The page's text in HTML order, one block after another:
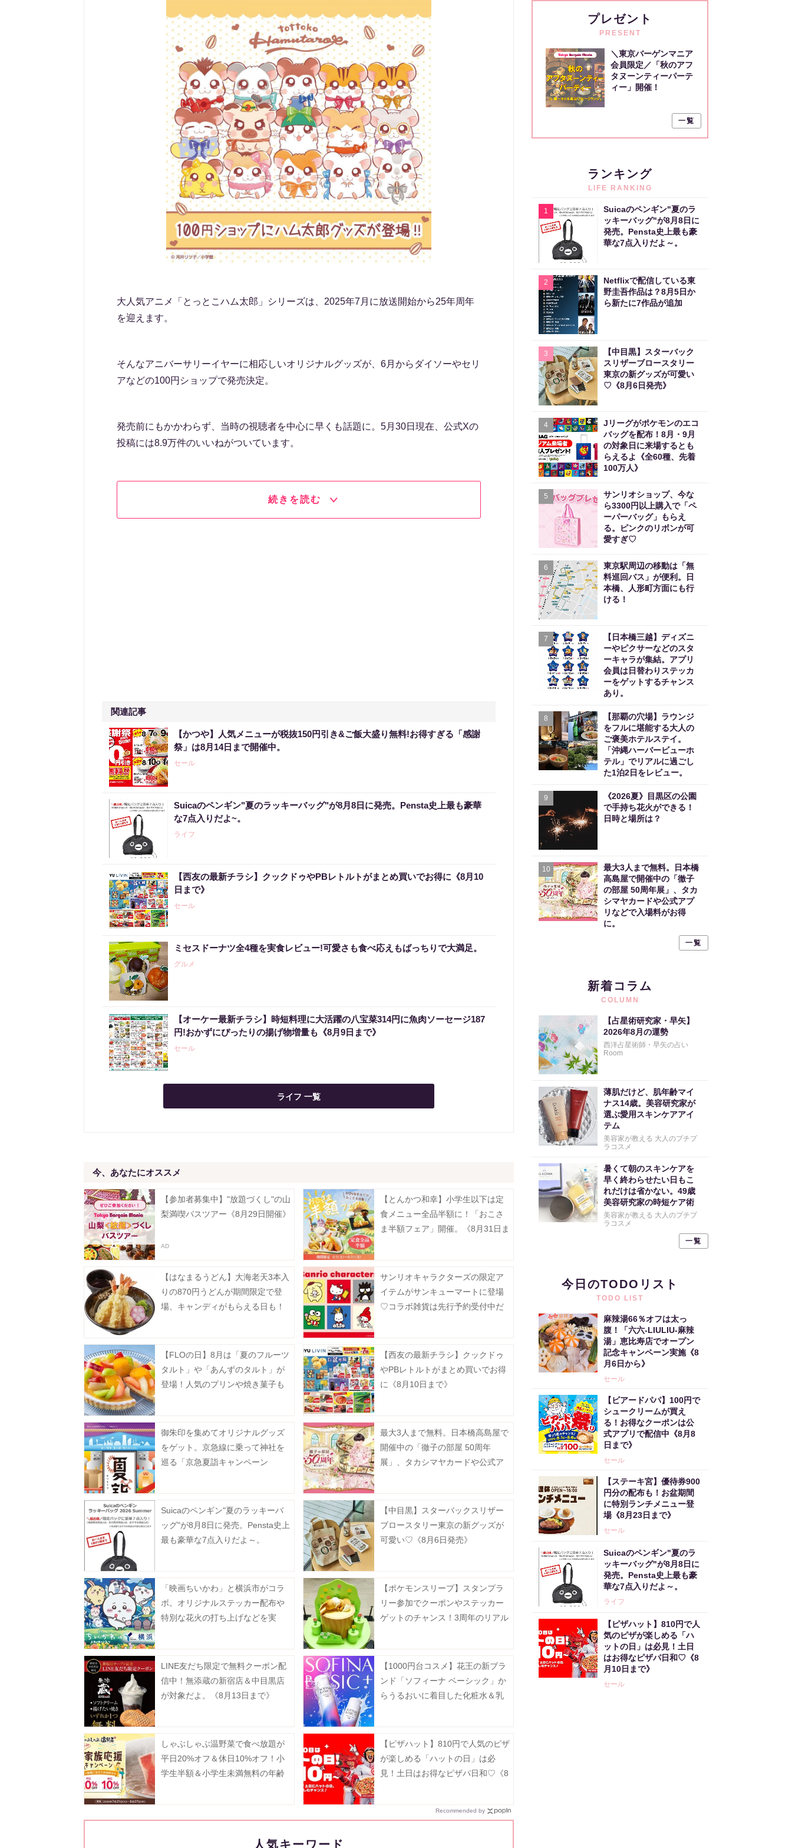
大人気アニメ「とっとこハム太郎」シリーズは、2025年7月に放送開始から25年周年
を迎えます。
そんなアニバーサリーイヤーに相応しいオリジナルグッズが、6月からダイソーやセリ
アなどの100円ショップで発売決定。
発売前にもかかわらず、当時の視聴者を中心に早くも話題に。5月30日現在、公式Xの
投稿には8.9万件のいいねがついています。
続きを読む
関連記事
【かつや】人気メニューが税抜150円引き&ご飯大盛り無料!お得すぎる「感謝
祭」は8月14日まで開催中。
セール
Suicaのペンギン"夏のラッキーバッグ"が8月8日に発売。Pensta史上最も豪華
な7点入りだよ~。
ライフ
【西友の最新チラシ】クックドゥやPBレトルトがまとめ買いでお得に《8月10
日まで》
セール
ミセスドーナツ全4種を実食レビュー!可愛さも食べ応えもばっちりで大満足。
グルメ
【オーケー最新チラシ】時短料理に大活躍の八宝菜314円に魚肉ソーセージ187
円!おかずにぴったりの揚げ物増量も《8月9日まで》
セール
ライフ 一覧
今、あなたにオススメ
【参加者募集中】"放題づくし"の山
梨満喫バスツアー《8月29日開催》
【とんかつ和幸】小学生以下は定
食メニュー全品半額に！「おこさ
ま半額フェア」開催。《8月31日ま
【はなまるうどん】大海老天3本入
りの870円うどんが期間限定で登
場、キャンディがもらえる日も！
サンリオキャラクターズの限定ア
イテムがサンキューマートに登場
♡コラボ雑貨は先行予約受付中だ
【FLOの日】8月は「夏のフルーツ
タルト」や「あんずのタルト」が
登場！人気のプリンや焼き菓子も
【西友の最新チラシ】クックドゥ
やPBレトルトがまとめ買いでお得
に《8月10日まで》
御朱印を集めてオリジナルグッズ
をゲット。京急線に乗って神社を
巡る「京急夏詣キャンペーン
最大3人まで無料。日本橋高島屋で
開催中の「徹子の部屋 50周年
展」、タカシマヤカードや公式ア
Suicaのペンギン"夏のラッキーバ
ッグ"が8月8日に発売。Pensta史上
最も豪華な7点入りだよ～。
【中目黒】スターバックスリザー
ブロースタリー東京の新グッズが
可愛い♡《8月6日発売》
「映画ちいかわ」と横浜市がコラ
ボ。オリジナルステッカー配布や
特別な花火の打ち上げなどを実
【ポケモンスリープ】スタンプラ
リー参加でクーポンやステッカー
ゲットのチャンス！3周年のリアル
LINE友だち限定で無料クーポン配
信中！無添蔵の新宿店＆中目黒店
が対象だよ。《8月13日まで》
【1000円台コスメ】花王の新ブラ
ンド「ソフィーナ ベーシック」か
らうるおいに着目した化粧水＆乳
しゃぶしゃぶ温野菜で食べ放題が
平日20%オフ＆休日10%オフ！小
学生半額＆小学生未満無料の年齢
【ピザハット】810円で人気のピザ
が楽しめる「ハットの日」は必
見！土日はお得なピザパ日和♡《8
Recommended by
人気キーワード
プレゼント
PRESENT
＼東京バーゲンマニア
会員限定／「秋のアフ
タヌーンティーパーテ
ィー」開催！
一覧
ランキング
LIFE RANKING
1
Suicaのペンギン"夏のラ
ッキーバッグ"が8月8日に
発売。Pensta史上最も豪
華な7点入りだよ～。
2
Netflixで配信している東
野圭吾作品は？8月5日か
ら新たに7作品が追加
3
【中目黒】スターバック
スリザーブロースタリー
東京の新グッズが可愛い
♡《8月6日発売》
4
Jリーグがポケモンのエコ
バッグを配布！8月・9月
の対象日に来場するとも
らえるよ《全60種、先着
100万人》
5
サンリオショップ、今な
ら3300円以上購入で「ペ
ーパーバッグ」もらえ
る。ピンクのリボンが可
愛すぎ♡
6
東京駅周辺の移動は「無
料巡回バス」が便利。日
本橋、人形町方面にも行
ける！
7
【日本橋三越】ディズニ
ーやピクサーなどのスタ
ーキャラが集結。アプリ
会員は日替わりステッカ
ーをゲットするチャンス
あり。
8
【那覇の穴場】ラウンジ
をフルに堪能する大人の
ご褒美ホテルステイ。
「沖縄ハーバービューホ
テル」でリアルに過ごし
た1泊2日をレビュー。
9
《2026夏》目黒区の公園
で手持ち花火ができる！
日時と場所は？
10
最大3人まで無料。日本橋
高島屋で開催中の「徹子
の部屋 50周年展」、タカ
シマヤカードや公式アプ
リなどで入場料がお得
に。
一覧
新着コラム
COLUMN
【占星術研究家・早矢】
2026年8月の運勢
西洋占星術師・早矢の占い
Room
薄肌だけど、肌年齢マイ
ナス14歳。美容研究家が
選ぶ愛用スキンケアアイ
テム
美容家が教える 大人のプチプ
ラコスメ
暑くて朝のスキンケアを
早く終わらせたい日もこ
れだけは省かない。49歳
美容研究家の時短ケア術
美容家が教える 大人のプチプ
ラコスメ
一覧
今日のTODOリスト
TODO LIST
麻辣湯66％オフは太っ
腹！「六六-LIULIU-麻辣
湯」恵比寿店でオープン
記念キャンペーン実施《8
月6日から》
セール
【ビアードパパ】100円で
シュークリームが買え
る！お得なクーポンは公
式アプリで配信中《8月8
日まで》
セール
【ステーキ宮】優待券900
円分の配布も！お盆期間
に特別ランチメニュー登
場《8月23日まで》
セール
Suicaのペンギン"夏のラ
ッキーバッグ"が8月8日に
発売。Pensta史上最も豪
華な7点入りだよ～。
ライフ
【ピザハット】810円で人
気のピザが楽しめる「ハ
ットの日」は必見！土日
はお得なピザパ日和♡《8
月10日まで》
セール